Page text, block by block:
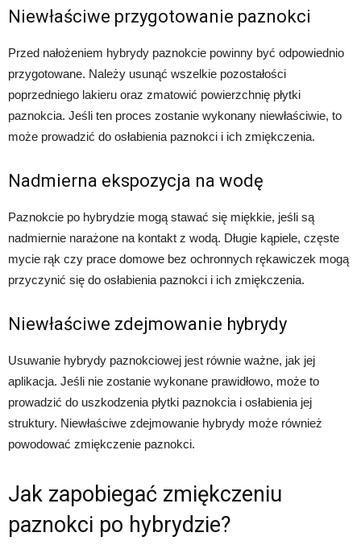
Niewłaściwe przygotowanie paznokci
Przed nałożeniem hybrydy paznokcie powinny być odpowiednio
przygotowane. Należy usunąć wszelkie pozostałości
poprzedniego lakieru oraz zmatowić powierzchnię płytki
paznokcia. Jeśli ten proces zostanie wykonany niewłaściwie, to
może prowadzić do osłabienia paznokci i ich zmiękczenia.
Nadmierna ekspozycja na wodę
Paznokcie po hybrydzie mogą stawać się miękkie, jeśli są
nadmiernie narażone na kontakt z wodą. Długie kąpiele, częste
mycie rąk czy prace domowe bez ochronnych rękawiczek mogą
przyczynić się do osłabienia paznokci i ich zmiękczenia.
Niewłaściwe zdejmowanie hybrydy
Usuwanie hybrydy paznokciowej jest równie ważne, jak jej
aplikacja. Jeśli nie zostanie wykonane prawidłowo, może to
prowadzić do uszkodzenia płytki paznokcia i osłabienia jej
struktury. Niewłaściwe zdejmowanie hybrydy może również
powodować zmiękczenie paznokci.
Jak zapobiegać zmiękczeniu
paznokci po hybrydzie?